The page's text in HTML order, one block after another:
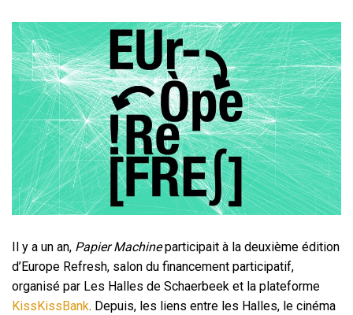
Il y a un an, Papier Machineparticipait à la deuxième édition
d’Europe Refresh, salon du financement participatif,
organisé par Les Halles de Schaerbeek et la plateforme
KissKissBank. Depuis, les liens entre les Halles, le cinéma